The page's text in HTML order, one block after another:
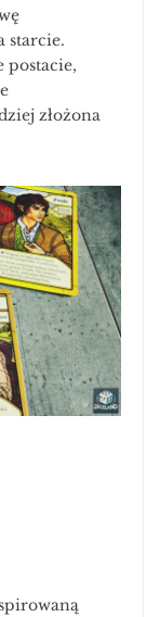
starcie.
postacie,
złożona